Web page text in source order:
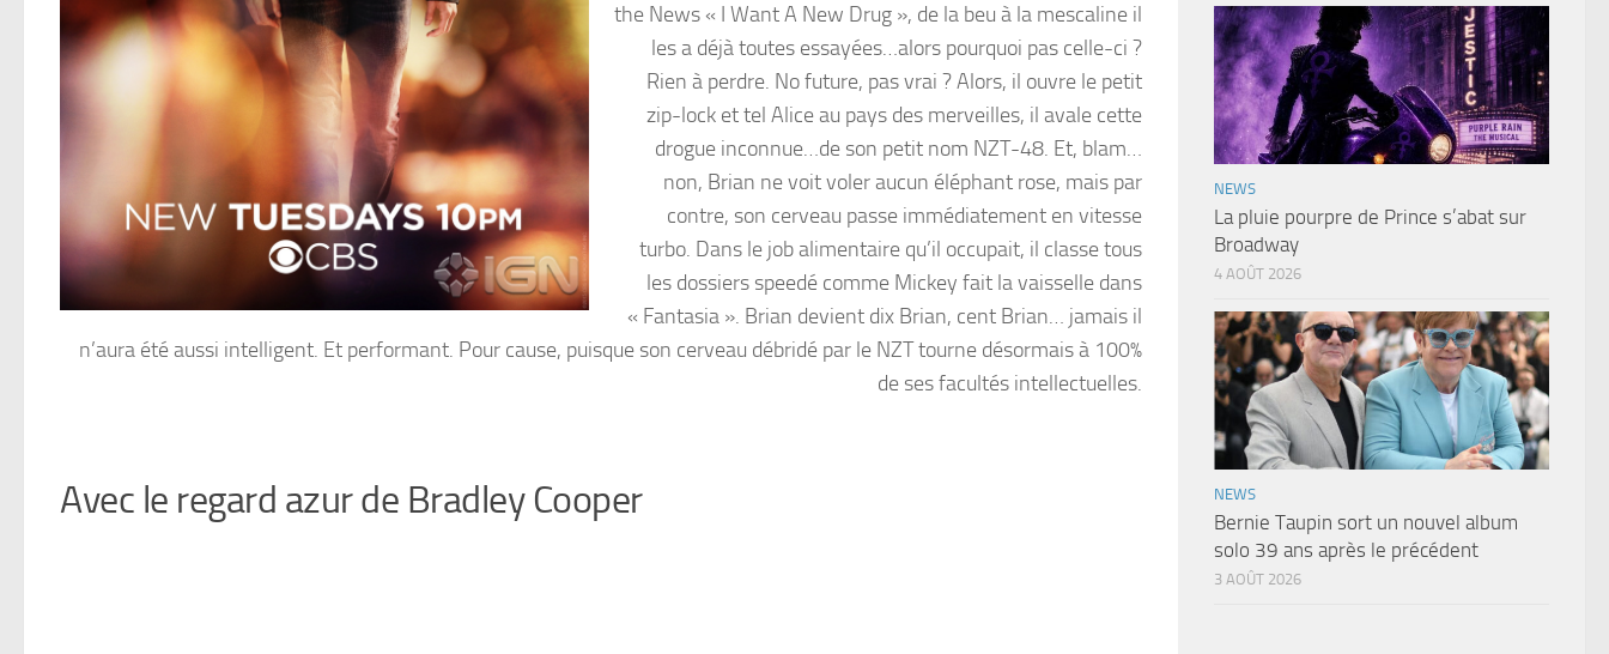
the News « I Want A New Drug », de la beu à la mescaline il
les a déjà toutes essayées…alors pourquoi pas celle-ci ?
Rien à perdre. No future, pas vrai ? Alors, il ouvre le petit
zip-lock et tel Alice au pays des merveilles, il avale cette
drogue inconnue…de son petit nom NZT-48. Et, blam…
non, Brian ne voit voler aucun éléphant rose, mais par
contre, son cerveau passe immédiatement en vitesse
turbo. Dans le job alimentaire qu’il occupait, il classe tous
les dossiers speedé comme Mickey fait la vaisselle dans
« Fantasia ». Brian devient dix Brian, cent Brian… jamais il
n’aura été aussi intelligent. Et performant. Pour cause, puisque son cerveau débridé par le NZT tourne désormais à 100%
de ses facultés intellectuelles.
Avec le regard azur de Bradley Cooper
NEWS
La pluie pourpre de Prince s’abat sur
Broadway
4 AOÛT 2026
NEWS
Bernie Taupin sort un nouvel album
solo 39 ans après le précédent
3 AOÛT 2026